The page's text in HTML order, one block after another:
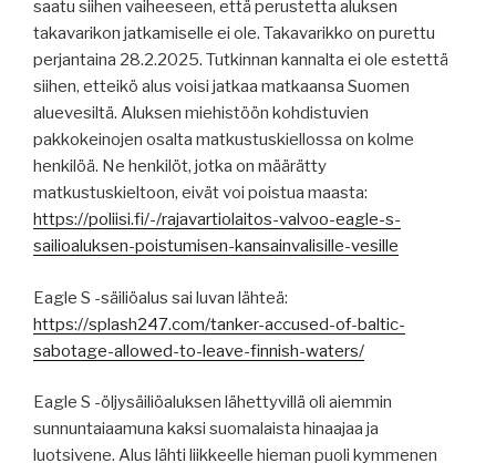
saatu siihen vaiheeseen, että perustetta aluksen
takavarikon jatkamiselle ei ole. Takavarikko on purettu
perjantaina 28.2.2025. Tutkinnan kannalta ei ole estettä
siihen, etteikö alus voisi jatkaa matkaansa Suomen
aluevesiltä. Aluksen miehistöön kohdistuvien
pakkokeinojen osalta matkustuskiellossa on kolme
henkilöä. Ne henkilöt, jotka on määrätty
matkustuskieltoon, eivät voi poistua maasta:
https://poliisi.fi/-/rajavartiolaitos-valvoo-eagle-s-
sailioaluksen-poistumisen-kansainvalisille-vesille
Eagle S -säiliöalus sai luvan lähteä:
https://splash247.com/tanker-accused-of-baltic-
sabotage-allowed-to-leave-finnish-waters/
Eagle S -öljysäiliöaluksen lähettyvillä oli aiemmin
sunnuntaiaamuna kaksi suomalaista hinaajaa ja
luotsivene. Alus lähti liikkeelle hieman puoli kymmenen